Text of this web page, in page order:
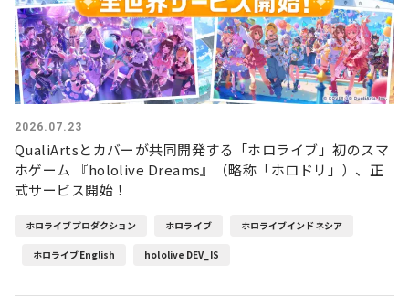
2026.07.23
QualiArtsとカバーが共同開発する「ホロライブ」初のスマ
ホゲーム 『hololive Dreams』（略称「ホロドリ」）、正
式サービス開始！
ホロライブプロダクション ホロライブ ホロライブインドネシア
ホロライブEnglish hololive DEV_IS